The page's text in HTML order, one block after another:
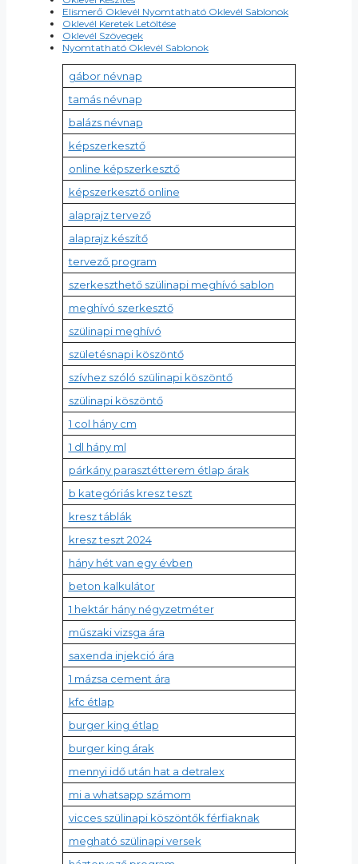
Elismerő Oklevél Nyomtatható Oklevél Sablonok
Oklevél Keretek Letöltése
Oklevél Szövegek
Nyomtatható Oklevél Sablonok
gábor névnap
tamás névnap
balázs névnap
képszerkesztő
online képszerkesztő
képszerkesztő online
alaprajz tervező
alaprajz készítő
tervező program
szerkeszthető szülinapi meghívó sablon
meghívó szerkesztő
szülinapi meghívó
születésnapi köszöntő
szívhez szóló szülinapi köszöntő
szülinapi köszöntő
1 col hány cm
1 dl hány ml
párkány parasztétterem étlap árak
b kategóriás kresz teszt
kresz táblák
kresz teszt 2024
hány hét van egy évben
beton kalkulátor
1 hektár hány négyzetméter
műszaki vizsga ára
saxenda injekció ára
1 mázsa cement ára
kfc étlap
burger king étlap
burger king árak
mennyi idő után hat a detralex
mi a whatsapp számom
vicces szülinapi köszöntők férfiaknak
megható szülinapi versek